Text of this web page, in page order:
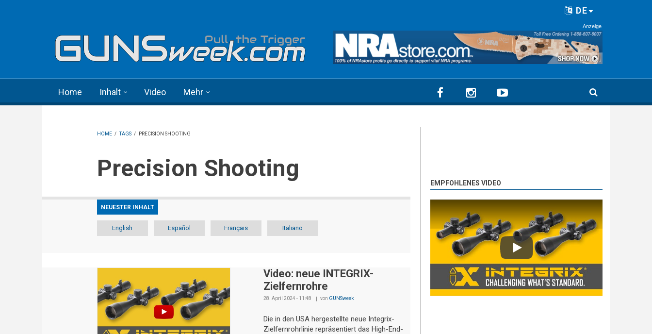
DE
Anzeige
Home Inhalt Video Mehr
HOME / TAGS / PRECISION SHOOTING
Precision Shooting
NEUESTER INHALT
English Español Français Italiano
Video: neue INTEGRIX-
Zielfernrohre
28. April 2024 - 11:48 von GUNSweek
Die in den USA hergestellte neue Integrix-
Zielfernrohrlinie repräsentiert das High-End-
EMPFOHLENES VIDEO
Play